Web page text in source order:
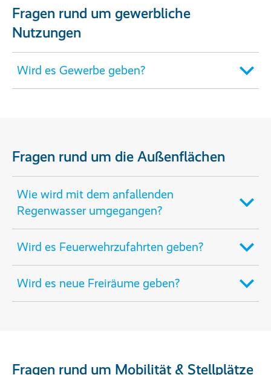
Fragen rund um gewerbliche
Nutzungen
Wird es Gewerbe geben?
Fragen rund um die Außenflächen
Wie wird mit dem anfallenden
Regenwasser umgegangen?
Wird es Feuerwehrzufahrten geben?
Wird es neue Freiräume geben?
Fragen rund um Mobilität & Stellplätze